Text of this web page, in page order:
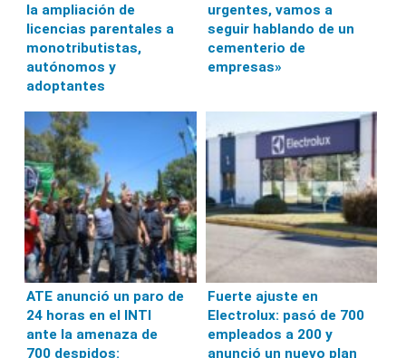
la ampliación de
licencias parentales a
monotributistas,
autónomos y
adoptantes
urgentes, vamos a
seguir hablando de un
cementerio de
empresas»
ATE anunció un paro de
24 horas en el INTI
ante la amenaza de
700 despidos:
Fuerte ajuste en
Electrolux: pasó de 700
empleados a 200 y
anunció un nuevo plan